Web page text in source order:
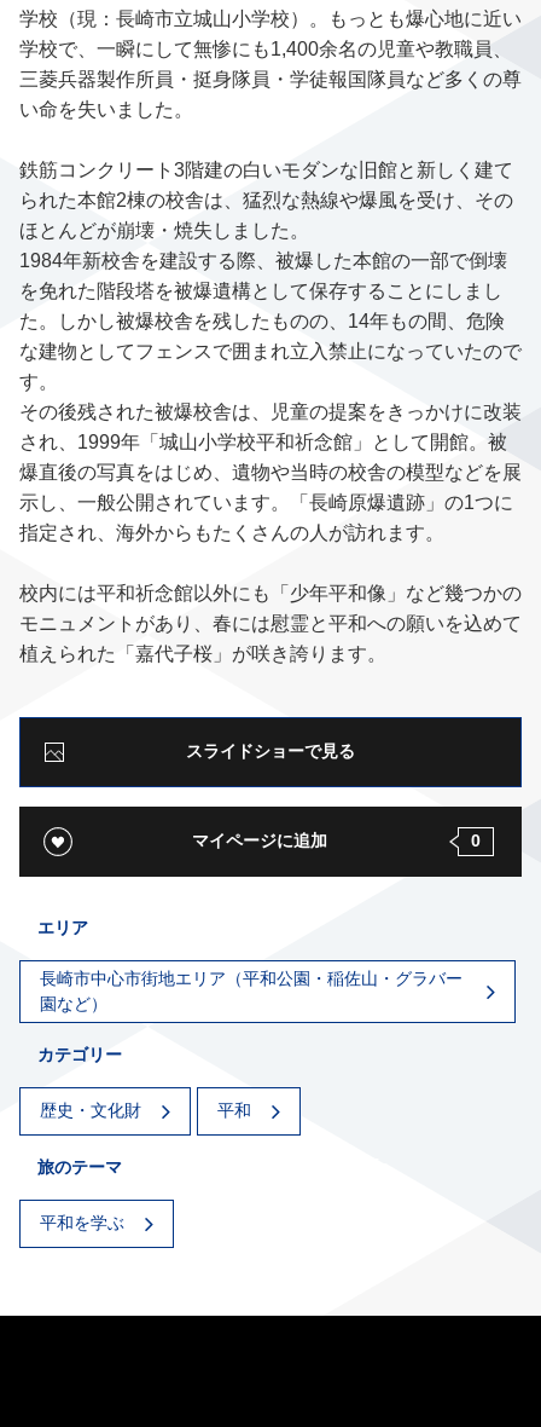
学校（現：長崎市立城山小学校）。もっとも爆心地に近い
学校で、一瞬にして無惨にも1,400余名の児童や教職員、
三菱兵器製作所員・挺身隊員・学徒報国隊員など多くの尊
い命を失いました。
鉄筋コンクリート3階建の白いモダンな旧館と新しく建て
られた本館2棟の校舎は、猛烈な熱線や爆風を受け、その
ほとんどが崩壊・焼失しました。
1984年新校舎を建設する際、被爆した本館の一部で倒壊
を免れた階段塔を被爆遺構として保存することにしまし
た。しかし被爆校舎を残したものの、14年もの間、危険
な建物としてフェンスで囲まれ立入禁止になっていたので
す。
その後残された被爆校舎は、児童の提案をきっかけに改装
され、1999年「城山小学校平和祈念館」として開館。被
爆直後の写真をはじめ、遺物や当時の校舎の模型などを展
示し、一般公開されています。「長崎原爆遺跡」の1つに
指定され、海外からもたくさんの人が訪れます。
校内には平和祈念館以外にも「少年平和像」など幾つかの
モニュメントがあり、春には慰霊と平和への願いを込めて
植えられた「嘉代子桜」が咲き誇ります。
スライドショーで見る
マイページに追加 0
エリア
長崎市中心市街地エリア（平和公園・稲佐山・グラバー
園など）
カテゴリー
歴史・文化財 平和
旅のテーマ
平和を学ぶ